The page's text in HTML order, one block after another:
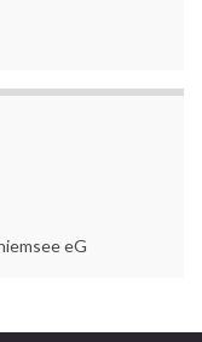
eG